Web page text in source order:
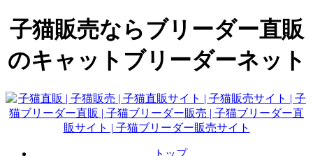
子猫販売ならブリーダー直販
のキャットブリーダーネット
トップ